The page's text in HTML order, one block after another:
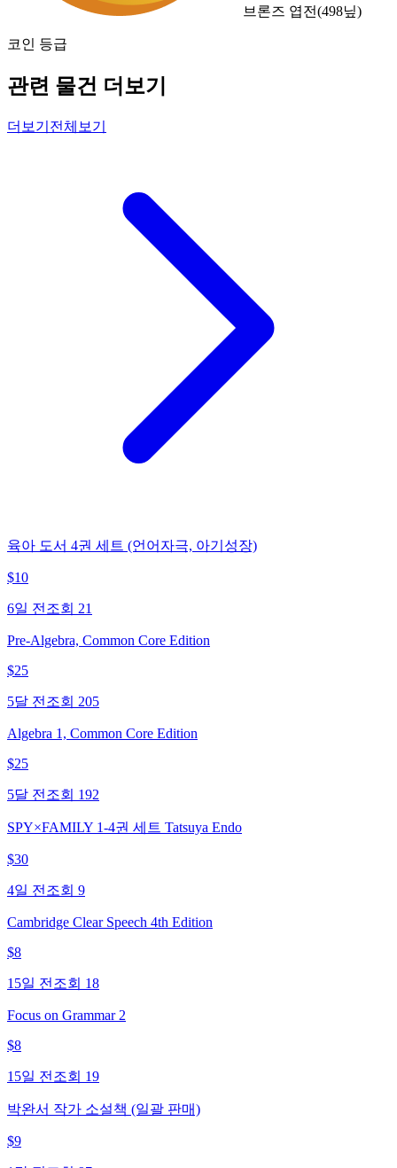
브론즈 엽전(498닢)
코인 등급
관련 물건 더보기
더보기 전체보기
육아 도서 4권 세트 (언어자극, 아기성장)
$10
6일 전 조회 21
Pre-Algebra, Common Core Edition
$25
5달 전 조회 205
Algebra 1, Common Core Edition
$25
5달 전 조회 192
SPY×FAMILY 1-4권 세트 Tatsuya Endo
$30
4일 전 조회 9
Cambridge Clear Speech 4th Edition
$8
15일 전 조회 18
Focus on Grammar 2
$8
15일 전 조회 19
박완서 작가 소설책 (일괄 판매)
$9